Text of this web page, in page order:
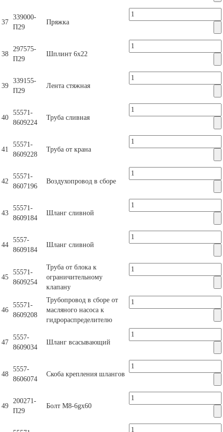
37
339000-
П29
Пряжка
38
297575-
П29
Шплинт 6х22
39
339155-
П29
Лента стяжная
40
55571-
8609224
Труба сливная
41
55571-
8609228
Труба от крана
42
55571-
8607196
Воздухопровод в сборе
43
55571-
8609184
Шланг сливной
44
5557-
8609184
Шланг сливной
45
55571-
8609254
Труба от блока к
ограничительному
клапану
46
55571-
8609208
Трубопровод в сборе от
масляного насоса к
гидрораспределителю
47
5557-
8609034
Шланг всасывающий
48
5557-
8606074
Скоба крепления шлангов
49
200271-
П29
Болт М8-6gх60